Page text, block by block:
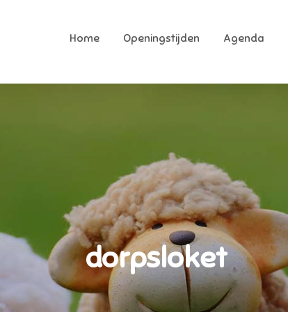
speeltuin van Raalte
Home Openingstijden Agenda
dorpsloket